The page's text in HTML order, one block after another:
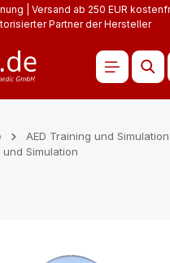
| Versand ab 250 EUR
Partner der Hersteller
AED Training und Simulation
Simulation